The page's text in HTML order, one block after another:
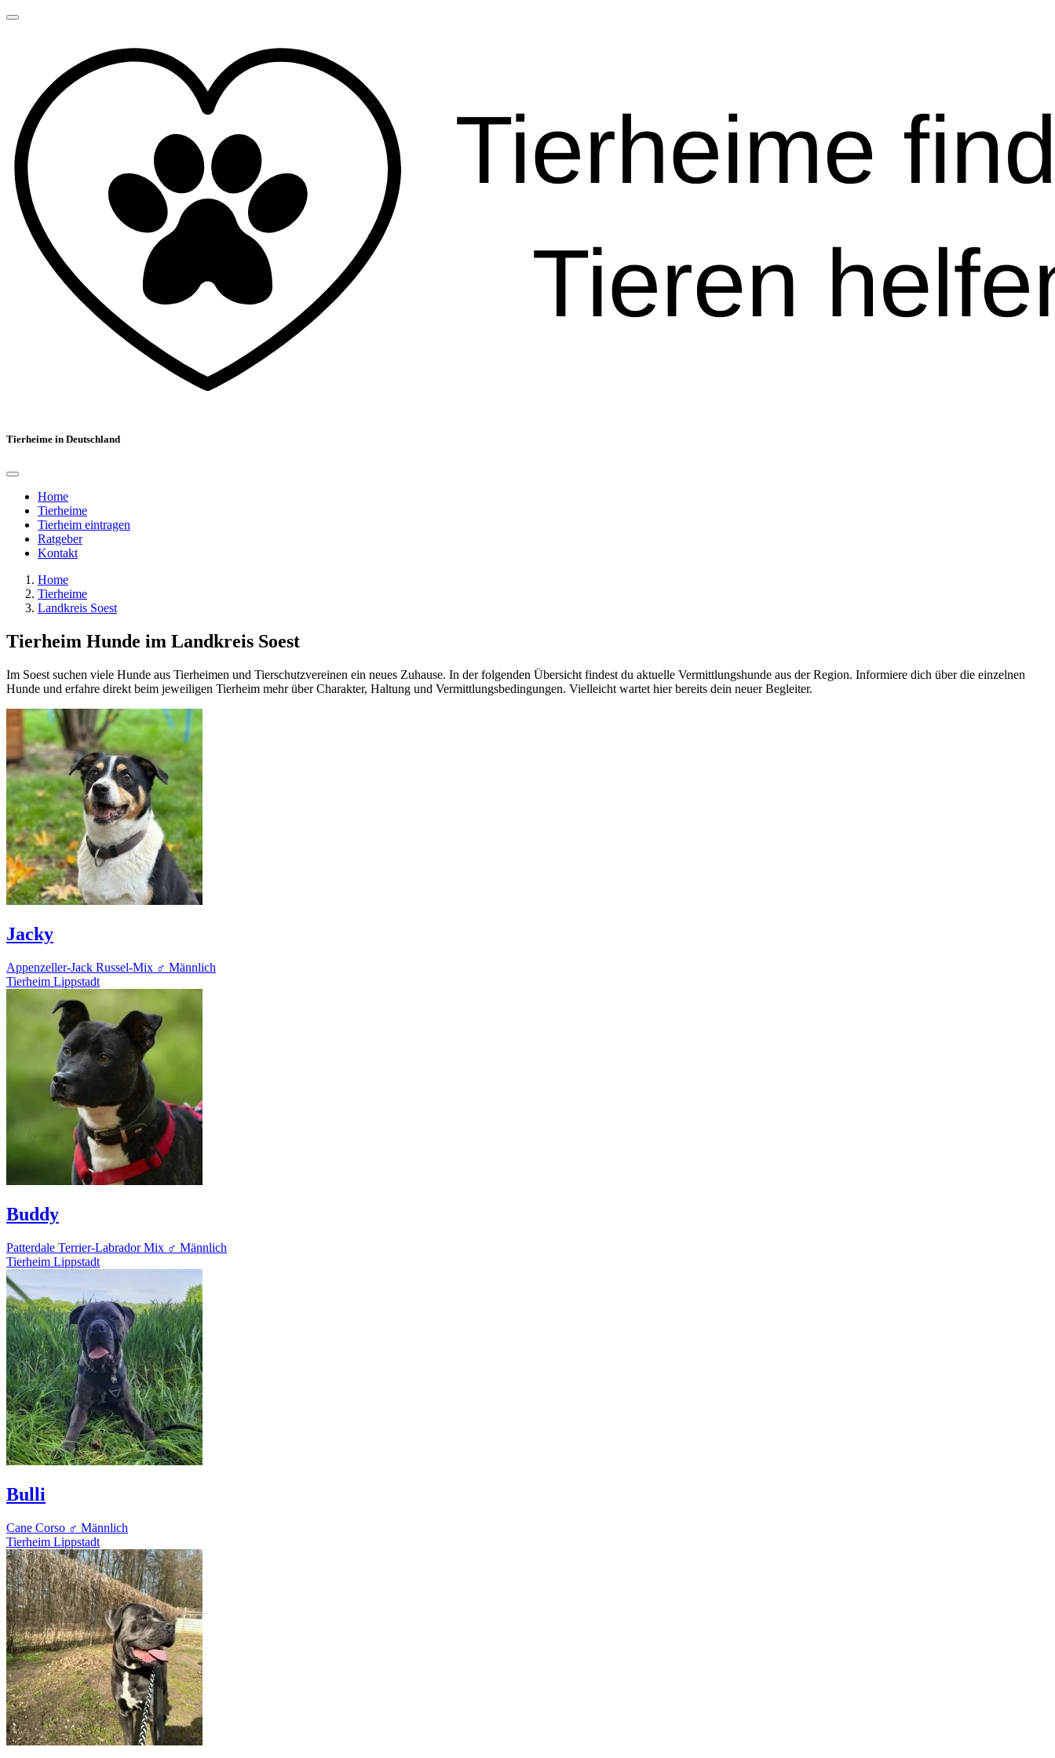
Tierheime in Deutschland
Home
Tierheime
Tierheim eintragen
Ratgeber
Kontakt
Home
Tierheime
Landkreis Soest
Tierheim Hunde im Landkreis Soest
Im Soest suchen viele Hunde aus Tierheimen und Tierschutzvereinen ein neues Zuhause. In der folgenden Übersicht findest du aktuelle Vermittlungshunde aus der Region. Informiere dich über die einzelnen
Hunde und erfahre direkt beim jeweiligen Tierheim mehr über Charakter, Haltung und Vermittlungsbedingungen. Vielleicht wartet hier bereits dein neuer Begleiter.
Jacky
Appenzeller-Jack Russel-Mix ♂ Männlich
Tierheim Lippstadt
Buddy
Patterdale Terrier-Labrador Mix ♂ Männlich
Tierheim Lippstadt
Bulli
Cane Corso ♂ Männlich
Tierheim Lippstadt